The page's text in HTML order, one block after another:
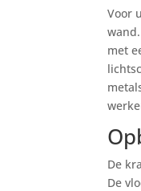
Voor
met
De
De